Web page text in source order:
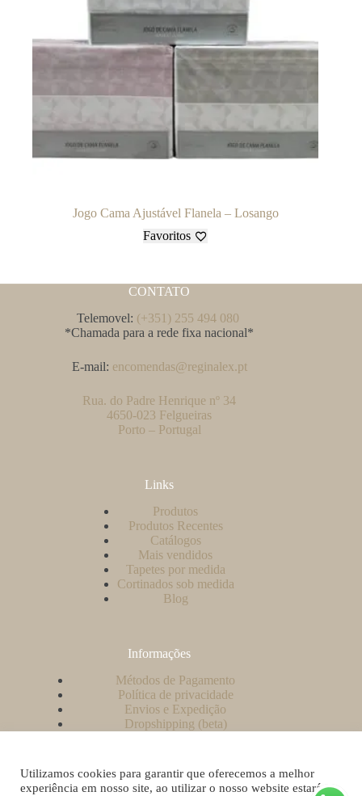
Jogo Cama Ajustável Flanela – Losango
Favoritos
CONTATO
Telemovel: (+351) 255 494 080
*Chamada para a rede fixa nacional*
E-mail: encomendas@reginalex.pt
Rua. do Padre Henrique nº 34
4650-023 Felgueiras
Porto – Portugal
Links
Produtos
Produtos Recentes
Catálogos
Mais vendidos
Tapetes por medida
Cortinados sob medida
Blog
Informações
Métodos de Pagamento
Política de privacidade
Envios e Expedição
Dropshipping (beta)
Como criar uma conta no nosso website?
Livro de Reclamações
Utilizamos cookies para garantir que oferecemos a melhor
experiência em nosso site, ao utilizar o nosso website estará a